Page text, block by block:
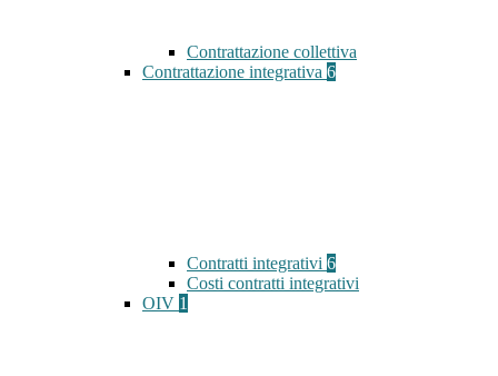
Contrattazione collettiva
Contrattazione integrativa 6
Contratti integrativi 6
Costi contratti integrativi
OIV 1